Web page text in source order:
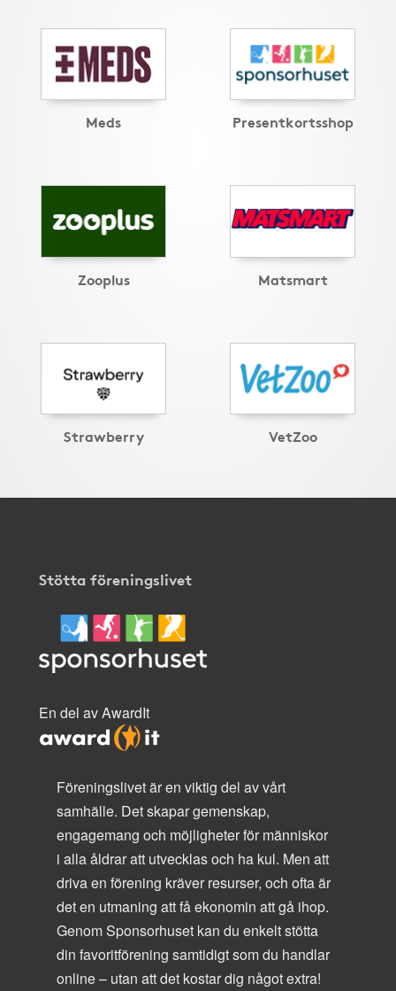
Meds Presentkortsshop
Zooplus Matsmart
Strawberry VetZoo
Stötta föreningslivet
En del av AwardIt
Föreningslivet är en viktig del av vårt
samhälle. Det skapar gemenskap,
engagemang och möjligheter för människor
i alla åldrar att utvecklas och ha kul. Men att
driva en förening kräver resurser, och ofta är
det en utmaning att få ekonomin att gå ihop.
Genom Sponsorhuset kan du enkelt stötta
din favoritförening samtidigt som du handlar
online – utan att det kostar dig något extra!